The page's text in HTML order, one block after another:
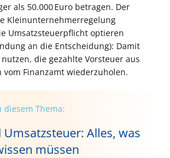
als 50.000 Euro betragen. Der
Kleinunternehmerregelung
Umsatzsteuerpflicht optieren
an die Entscheidung): Damit
die gezahlte Vorsteuer aus
vom Finanzamt wiederzuholen.
diesem Thema:
Alles, was
müssen